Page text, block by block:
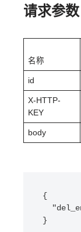
请求参数
名称
id
X-HTTP-
KEY
body
{
}